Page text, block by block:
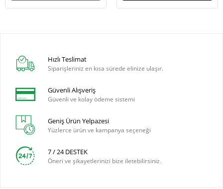
Hızlı Teslimat
Siparişleriniz en kısa sürede elinize ulaşır.
Güvenli Alışveriş
Güvenli ve kolay ödeme sistemi
Geniş Ürün Yelpazesi
Yüzlerce ürün ve kampanya seçeneği
7 / 24 DESTEK
Öneri ve şikayetlerinizi bize iletebilirsiniz.